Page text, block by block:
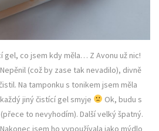
gel, co jsem kdy měla… Z Avonu už nic!
(což by zase tak nevadilo), divně
Na tamponku s tonikem jsem měla
jiný čistící gel smyje
Ok, budu s
to nevyhodím). Další velký špatný.
Nakonec jsem ho vypoužívala jako mýdlo